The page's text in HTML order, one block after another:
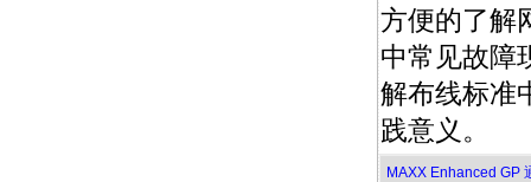
方便的了解
中常见故障
解布线标准
践意义。
MAXX Enhanced GP